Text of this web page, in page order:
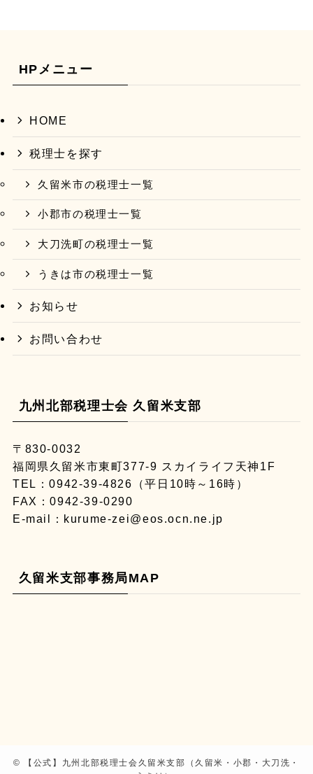
HPメニュー
HOME
税理士を探す
久留米市の税理士一覧
小郡市の税理士一覧
大刀洗町の税理士一覧
うきは市の税理士一覧
お知らせ
お問い合わせ
九州北部税理士会 久留米支部
〒830-0032
福岡県久留米市東町377-9 スカイライフ天神1F
TEL：0942-39-4826 （平日10時～16時）
FAX：0942-39-0290
E-mail： kurume-zei@eos.ocn.ne.jp
久留米支部事務局MAP
©
【公式】九州北部税理士会久留米支部（久留米・小郡・大刀洗・